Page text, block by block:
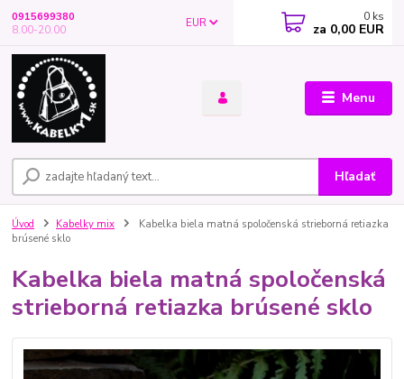
Menu
EUR
Hľadať
0915699380
8.00-20.00
0 ks
za 0,00 EUR
Úvod Kabelky mix
Kabelka biela matná spoločenská strieborná retiazka
brúsené sklo
Kabelka biela matná spoločenská
strieborná retiazka brúsené sklo